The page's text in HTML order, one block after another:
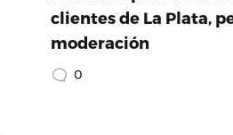
clientes de La Plata,
moderación
0